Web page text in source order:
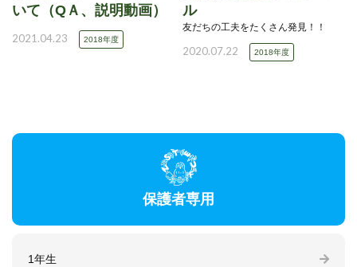
いて（QＡ、説明動画）
2021.04.23 2018年度
ル
友だちの工夫をたくさん発見！！
2020.07.22 2018年度
保護者専用
1年生